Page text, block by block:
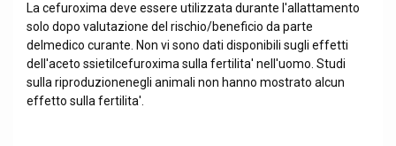
La cefuroxima deve essere utilizzata durante l'allattamento
solo dopo valutazione del rischio/beneficio da parte
delmedico curante. Non vi sono dati disponibili sugli effetti
dell'aceto ssietilcefuroxima sulla fertilita' nell'uomo. Studi
sulla riproduzionenegli animali non hanno mostrato alcun
effetto sulla fertilita'.